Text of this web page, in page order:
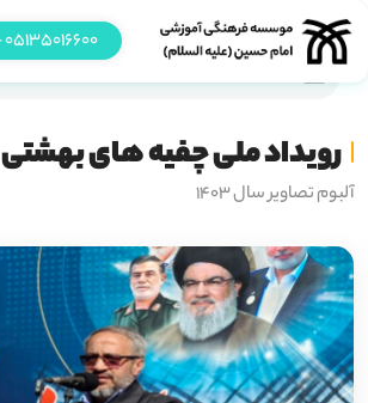
05135016600 - 05191091024
رویداد ملی چفیه های بهشتی
آلبوم تصاویر سال 1403